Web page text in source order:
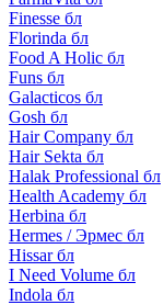
Finesse бл
Florinda бл
Food A Holic бл
Funs бл
Galacticos бл
Gosh бл
Hair Company бл
Hair Sekta бл
Halak Professional бл
Health Academy бл
Herbina бл
Hermes / Эрмес бл
Hissar бл
I Need Volume бл
Indola бл